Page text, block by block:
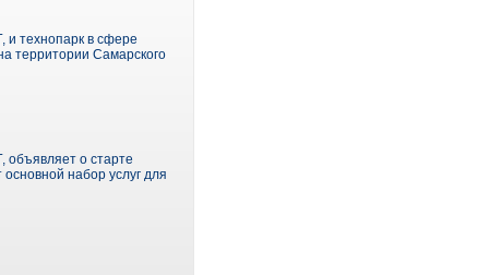
и технопарк в сфере
территории Самарского
о старте
набор услуг для